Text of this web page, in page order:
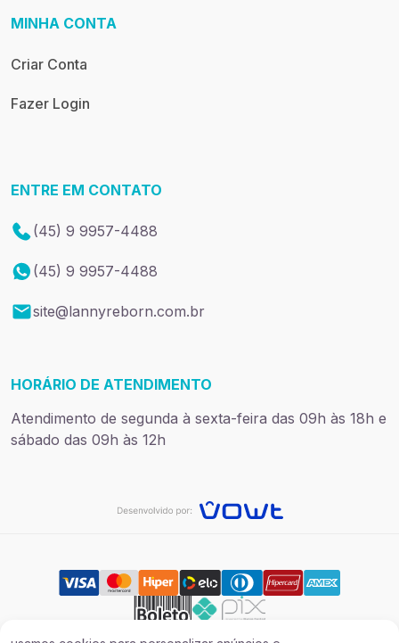
MINHA CONTA
Criar Conta
Fazer Login
ENTRE EM CONTATO
(45) 9 9957-4488
(45) 9 9957-4488
site@lannyreborn.com.br
HORÁRIO DE ATENDIMENTO
Atendimento de segunda à sexta-feira das 09h às 18h e
sábado das 09h às 12h